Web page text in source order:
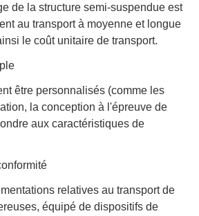
de la structure semi-suspendue est
au transport à moyenne et longue
le coût unitaire de transport.
être personnalisés (comme les
la conception à l'épreuve de
aux caractéristiques de
relatives au transport de
équipé de dispositifs de